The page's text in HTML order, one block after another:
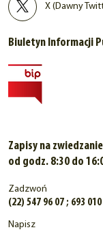
X (Dawny
Biuletyn Informacji
Zapisy na
od godz. 8:30 do
Zadzwoń
(22) 547 96 07 ; 693
Napisz